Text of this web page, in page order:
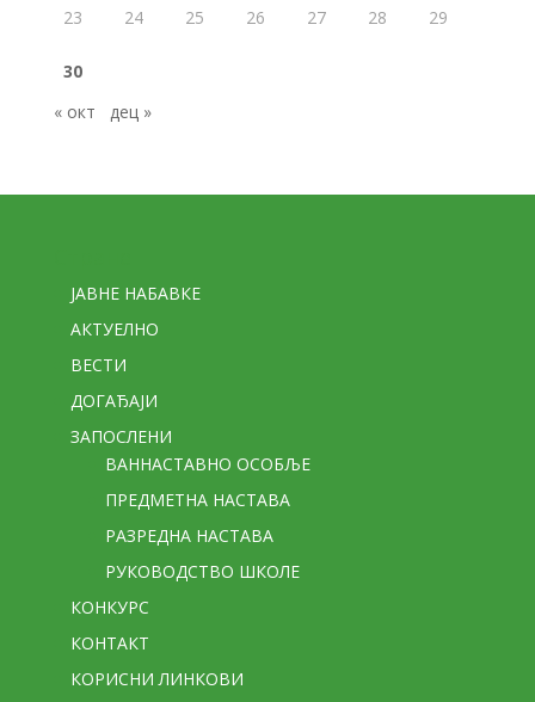
23 24 25 26 27 28 29
30
« окт
дец »
ЈАВНЕ НАБАВКЕ
АКТУЕЛНО
ВЕСТИ
ДОГАЂАЈИ
ЗАПОСЛЕНИ
ВАННАСТАВНО ОСОБЉЕ
ПРЕДМЕТНА НАСТАВА
РАЗРЕДНА НАСТАВА
РУКОВОДСТВО ШКОЛЕ
КОНКУРС
КОНТАКТ
КОРИСНИ ЛИНКОВИ